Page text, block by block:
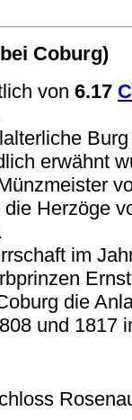
Coburg)
von 6.17
erwähnt
Herzöge
im
die
und 1817